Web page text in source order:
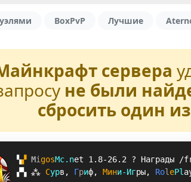
BoxPvP Лучшие
сервера
не были
сбросить один
▚▞ Mi gosMc. net 1.8-26.2 ? Награды /
▞▚ ⁂ Сурв , Гриф, Мини-Игры, Rol ePl a